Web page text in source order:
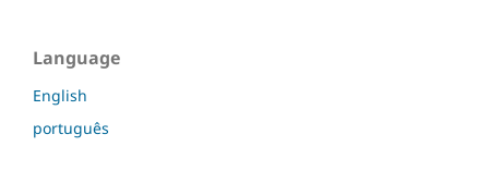
Language
English
português